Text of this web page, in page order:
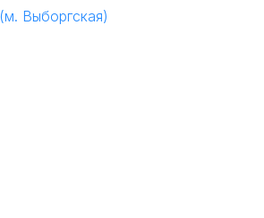
(м. Выборгская)